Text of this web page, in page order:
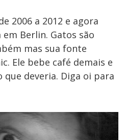
2006 a 2012 e agora
Berlin. Gatos são
mas sua fonte
Ele bebe café demais e
deveria. Diga oi para